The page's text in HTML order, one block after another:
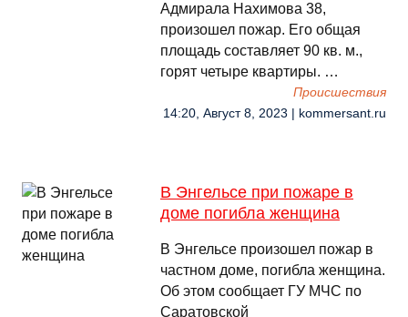
Адмирала Нахимова 38,
произошел пожар. Его общая
площадь составляет 90 кв. м.,
горят четыре квартиры. …
Происшествия
14:20, Август 8, 2023 | kommersant.ru
В Энгельсе при пожаре в
доме погибла женщина
В Энгельсе произошел пожар в
частном доме, погибла женщина.
Об этом сообщает ГУ МЧС по
Саратовской